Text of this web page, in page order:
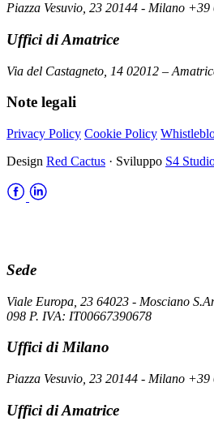
Piazza Vesuvio, 23 20144 - Milano +39
Uffici di Amatrice
Via del Castagneto, 14 02012 –
Note legali
Privacy Policy Cookie Policy
Design Red Cactus · Sviluppo S4
Sede
Viale Europa, 23 64023 - Mosciano
098 P. IVA: IT00667390678
Uffici di Milano
Piazza Vesuvio, 23 20144 - Milano +39
Uffici di Amatrice